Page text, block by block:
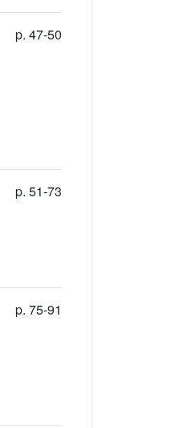
p. 47-50
p. 51-73
p. 75-91